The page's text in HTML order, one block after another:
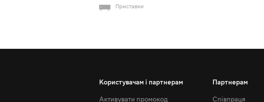
Приставки
Користувачам і партнерам
Активувати промокод
Партнерам
Співпраця